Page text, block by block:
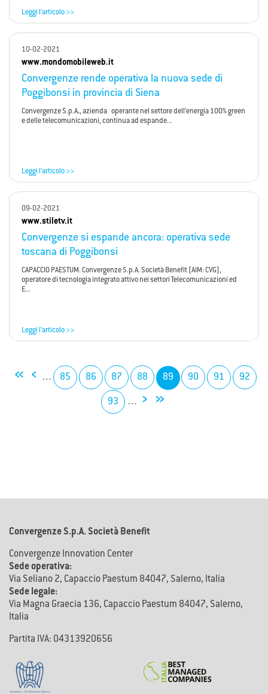
Leggi l'articolo >>
10-02-2021
www.mondomobileweb.it
Convergenze rende operativa la nuova sede di
Poggibonsi in provincia di Siena
Convergenze S.p.A., azienda operante nel settore dell’energia 100% green
e delle telecomunicazioni, continua ad espande...
Leggi l'articolo >>
09-02-2021
www.stiletv.it
Convergenze si espande ancora: operativa sede
toscana di Poggibonsi
CAPACCIO PAESTUM. Convergenze S.p.A. Società Benefit (AIM: CVG),
operatore di tecnologia integrato attivo nei settori Telecomunicazioni ed
E...
Leggi l'articolo >>
« ‹ … 85 86 87 88 89 90 91 92
93 … › »
Convergenze S.p.A. Società Benefit
Convergenze Innovation Center
Sede operativa:
Via Seliano 2, Capaccio Paestum 84047, Salerno, Italia
Sede legale:
Via Magna Graecia 136, Capaccio Paestum 84047, Salerno,
Italia
Partita IVA: 04313920656